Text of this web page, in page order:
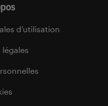
d’utilisation